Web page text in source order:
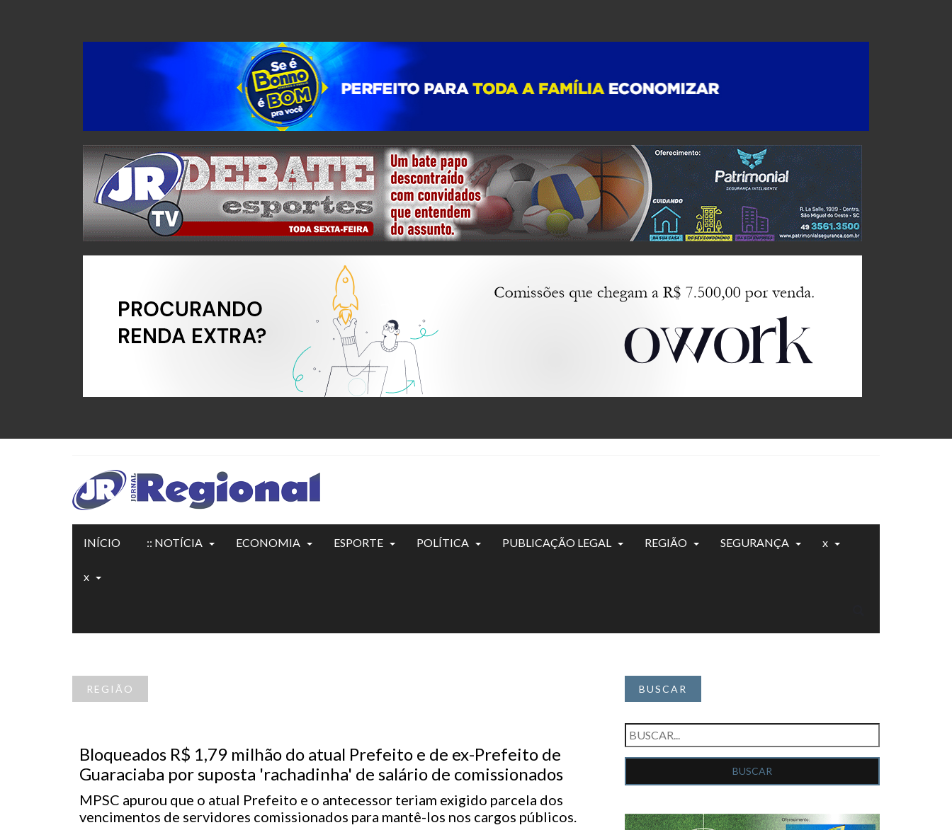
INÍCIO :: NOTÍCIA ECONOMIA ESPORTE POLÍTICA PUBLICAÇÃO LEGAL REGIÃO SEGURANÇA x
x
REGIÃO
Bloqueados R$ 1,79 milhão do atual Prefeito e de ex-Prefeito de
Guaraciaba por suposta 'rachadinha' de salário de comissionados
MPSC apurou que o atual Prefeito e o antecessor teriam exigido parcela dos
vencimentos de servidores comissionados para mantê-los nos cargos públicos.
BUSCAR